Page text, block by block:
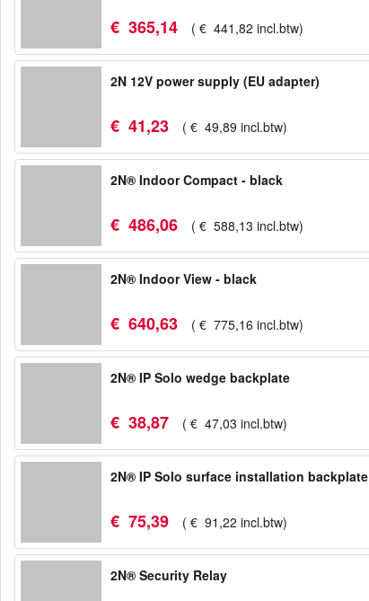
€ 365,14 ( € 441 ,82 incl.btw)
2N 12V power supply (EU adapter)
€ 41,23 ( € 49,89 incl.btw)
2N® Indoor Compact - black
€ 486,06 ( € 588,13 incl.btw)
2N® Indoor View - black
€ 640,63 ( € 775,16 incl.btw)
2N® IP Solo wedge backplate
€ 38,87 ( € 47,03 incl.btw)
2N® IP Solo surface installation backplate
€ 75,39 ( € 91 ,22 incl.btw)
2N® Security Relay